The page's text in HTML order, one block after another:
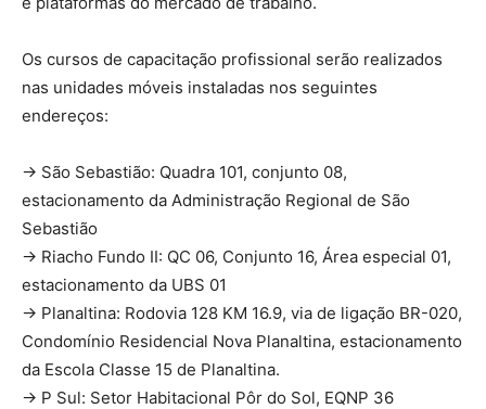
Os cursos de capacitação profissional serão realizados
nas unidades móveis instaladas nos seguintes
endereços:
→ São Sebastião: Quadra 101, conjunto 08,
estacionamento da Administração Regional de São
Sebastião
→ Riacho Fundo II: QC 06, Conjunto 16, Área especial 01,
estacionamento da UBS 01
→ Planaltina: Rodovia 128 KM 16.9, via de ligação BR-020,
Condomínio Residencial Nova Planaltina, estacionamento
da Escola Classe 15 de Planaltina.
→ P Sul: Setor Habitacional Pôr do Sol, EQNP 36